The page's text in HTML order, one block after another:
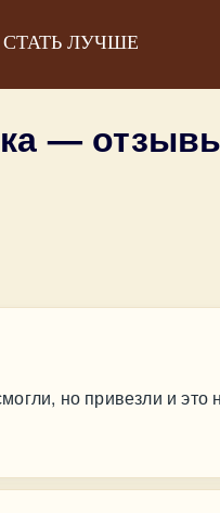
ЛУЧШЕ
—
но привезли и это